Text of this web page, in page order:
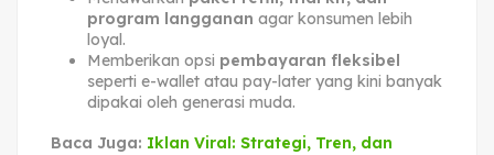
program langganan agar konsumen lebih
loyal.
Memberikan opsi pembayaran fleksibel
seperti e-wallet atau pay-later yang kini banyak
dipakai oleh generasi muda.
Baca Juga: Iklan Viral: Strategi, Tren, dan